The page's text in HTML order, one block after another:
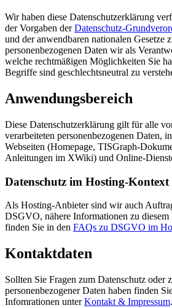
Wir haben diese Datenschutzerklärung
der Vorgaben derDatenschutz-
und der anwendbaren nationalen Gesetze
personenbezogenen Daten wir als
welche rechtmäßigen Möglichkeiten Sie
Begriffe sind geschlechtsneutral zu
Anwendungsbereich
Diese Datenschutzerklärung gilt für alle
verarbeiteten personenbezogenen Daten,
Webseiten (Homepage, TISGraph-
Anleitungen im XWiki) und Online-
Datenschutz im Hosting-Kontext
Als Hosting-Anbieter sind wir auch
DSGVO, nähere Informationen zu
finden Sie in den FAQs zu DSGVO im
Kontaktdaten
Sollten Sie Fragen zum Datenschutz oder
personenbezogener Daten haben finden
Infomrationen unterKontakt & Impressum.